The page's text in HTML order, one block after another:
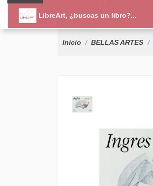
LibreArt, ¿buscas un libro?...
Inicio BELLAS ARTES